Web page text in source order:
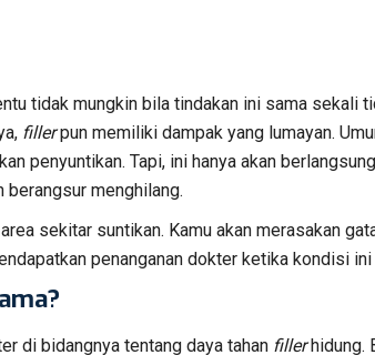
tidak mungkin bila tindakan ini sama sekali
fillerpun memiliki dampak yang lumayan.
penyuntikan. Tapi, ini hanya akan
berangsur menghilang.
sekitar suntikan. Kamu akan merasakan
penanganan dokter ketika kondisi
di bidangnya tentang daya tahan fillerhidung.